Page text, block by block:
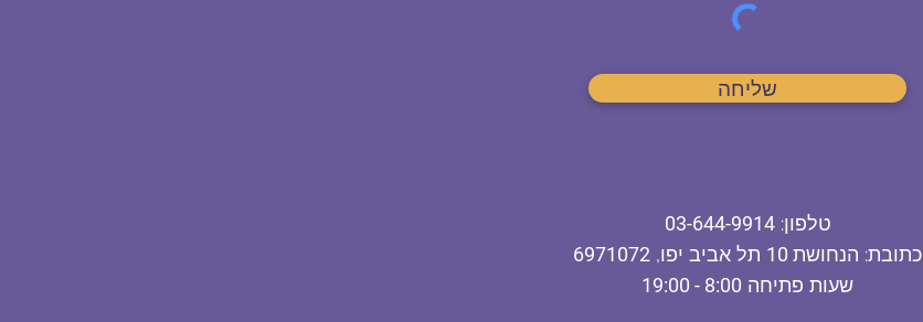
טלפון:
03-644-9914
כתובת: הנחושת תל אביב יפו, 6971072
שעות פתיחה 8:00 - 19:00
שליחה